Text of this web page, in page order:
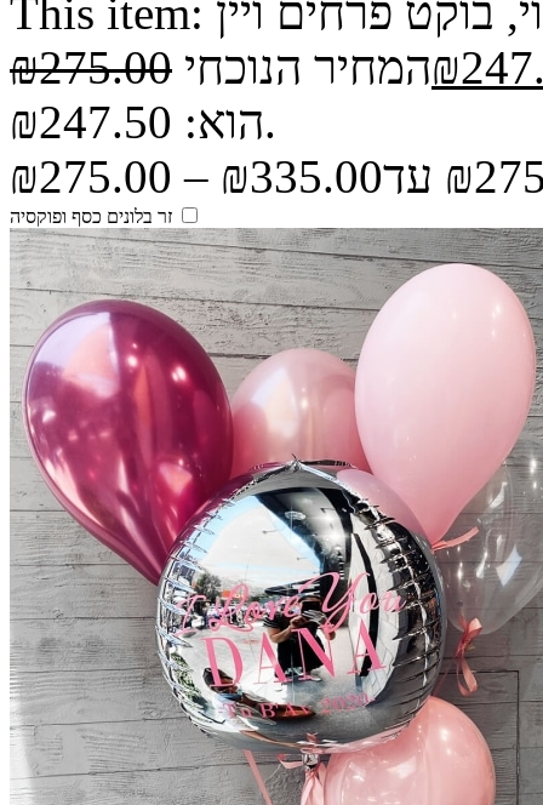
This item: בוקט פרחים ויין
₪275.00 ₪המחיר הנוכחי
הוא: ₪247.50.
₪275.00 – ₪335.00
זר בלונים כסף ופוקסיה